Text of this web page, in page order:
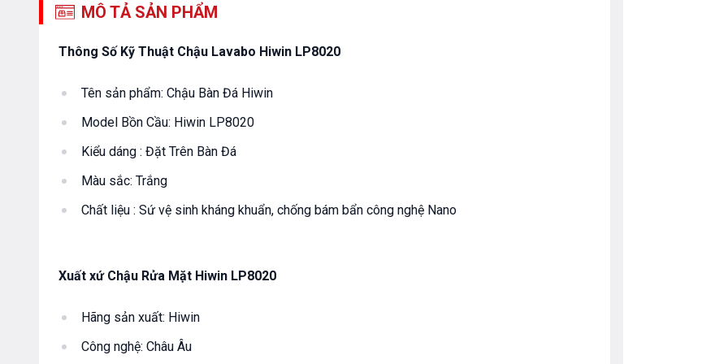
MÔ TẢ SẢN PHẨM
Thông Số Kỹ Thuật Chậu Lavabo Hiwin LP8020
Tên sản phẩm: Chậu Bàn Đá Hiwin
Model Bồn Cầu: Hiwin LP8020
Kiểu dáng : Đặt Trên Bàn Đá
Màu sắc: Trắng
Chất liệu : Sứ vệ sinh kháng khuẩn, chống bám bẩn công nghệ Nano
Xuất xứ Chậu Rửa Mặt Hiwin LP8020
Hãng sản xuất: Hiwin
Công nghệ: Châu Âu